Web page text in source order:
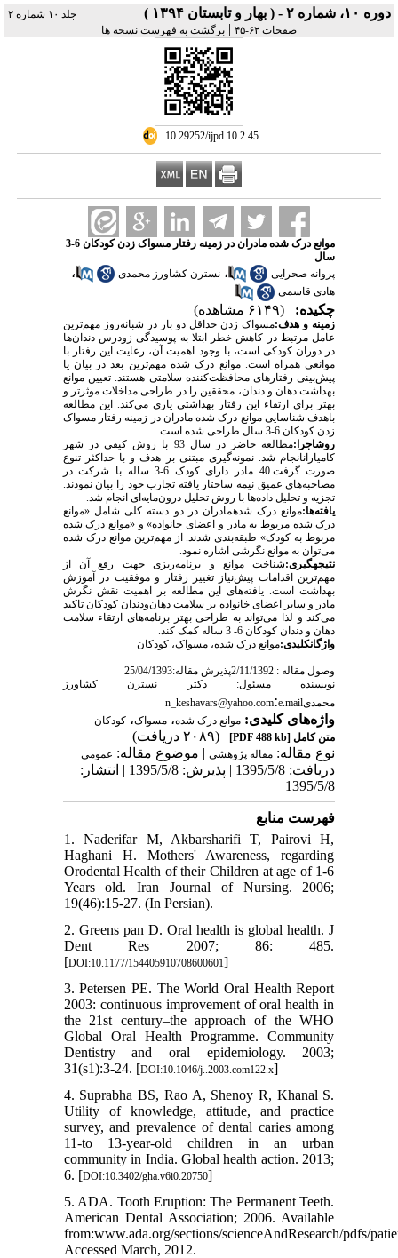
دوره ۱۰، شماره ۲ - ( بهار و تابستان ۱۳۹۴ )
جلد ۱۰ شماره ۲
صفحات ۶۲-۴۵
| برگشت به فهرست نسخه ها
‎ 10.29252/ijpd.10.2.45
موانع درک شده مادران در زمینه رفتار مسواک زدن کودکان 6-3
سال
پروانه صحرایی
، نسترن کشاورز محمدی ،
هادی قاسمی
چکیده: (۶۱۴۹ مشاهده)
زمینه و هدف:مسواک زدن حداقل دو بار در شبانه‌روز مهم‌ترین
عامل مرتبط در کاهش خطر ابتلا به پوسیدگی زودرس دندان‌ها
در دوران کودکی است، با وجود اهمیت آن، رعایت این رفتار با
موانعی همراه است. موانع درک شده مهم‌ترین بعد در بیان یا
پیش‌بینی رفتارهای محافظت‌کننده سلامتی هستند. تعیین موانع
بهداشت دهان و دندان، محققین را در طراحی مداخلات موثرتر و
بهتر برای ارتقاء این رفتار بهداشتی یاری می‌کند. این مطالعه
باهدف شناسایی موانع درک شده مادران در زمینه رفتار مسواک
زدن کودکان 6-3 سال طراحی شده است
روشاجرا:
مطالعه حاضر در سال 93 با روش کیفی در شهر
کامیارانانجام شد. نمونه‌گیری مبتنی بر هدف و با حداکثر تنوع
صورت گرفت.40 مادر دارای کودک 6-3 ساله با شرکت در
مصاحبه‌های عمیق نیمه ساختار یافته تجارب خود را بیان نمودند.
تجزیه و تحلیل داده‌ها با روش تحلیل درون‌مایه‌ای انجام شد.
یافته‌ها:موانع درک شدهمادران در دو دسته کلی شامل «موانع
درک شده مربوط به مادر و اعضای خانواده» و «موانع درک شده
مربوط به کودک» طبقه‌بندی شدند. از مهم‌ترین موانع درک شده
می‌توان به موانع نگرشی اشاره نمود.
نتیجهگیری:شناخت موانع و برنامه‌ریزی جهت رفع آن از
مهم‌ترین اقدامات پیش‌نیاز تغییر رفتار و موفقیت در آموزش
بهداشت است. یافته‌های این مطالعه بر اهمیت نقش نگرش
مادر و سایر اعضای خانواده بر سلامت دهان‌ودندان کودکان تاکید
می‌کند و لذا می‌تواند به طراحی بهتر برنامه‌های ارتقاء سلامت
دهان و دندان کودکان 6- 3 ساله کمک کند.
واژگانکلیدی:موانع درک شده، مسواک، کودکان
وصول مقاله : 2/11/1392پذیرش مقاله:25/04/1393
نویسنده مسئول: دکتر نسترن کشاورز
محمدیe.mail
:
n_keshavars@yahoo.com
واژه‌های کلیدی: موانع درک شده، مسواک، کودکان
متن کامل [PDF 488 kb]
(۲۰۸۹ دریافت)
نوع مقاله: مقاله پژوهشي| موضوع مقاله: عمومى
دریافت: 1395/5/8 | پذیرش: 1395/5/8 | انتشار:
1395/5/8
فهرست منابع
1. Naderifar M, Akbarsharifi T, Pairovi H,
Haghani H. Mothers' Awareness, regarding
Orodental Health of their Children at age of 1-6
Years old. Iran Journal of Nursing. 2006;
19(46):15-27. (In Persian).
2. Greens pan D. Oral health is global health. J
Dent Res 2007; 86: 485.
[DOI:10.1177/154405910708600601]
3. Petersen PE. The World Oral Health Report
2003: continuous improvement of oral health in
the 21st century–the approach of the WHO
Global Oral Health Programme. Community
Dentistry and oral epidemiology. 2003;
31(s1):3-24. [DOI:10.1046/j..2003.com122.x]
4. Suprabha BS, Rao A, Shenoy R, Khanal S.
Utility of knowledge, attitude, and practice
survey, and prevalence of dental caries among
11-to 13-year-old children in an urban
community in India. Global health action. 2013;
6. [DOI:10.3402/gha.v6i0.20750]
5. ADA. Tooth Eruption: The Permanent Teeth.
American Dental Association; 2006. Available
from:www.ada.org/sections/scienceAndResearch/pdfs/
Accessed March, 2012.